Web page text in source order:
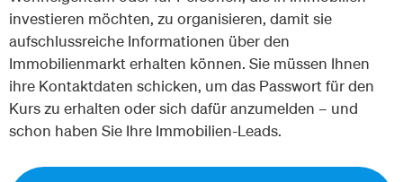
investieren möchten, zu organisieren, damit sie
aufschlussreiche Informationen über den
Immobilienmarkt erhalten können. Sie müssen Ihnen
ihre Kontaktdaten schicken, um das Passwort für den
Kurs zu erhalten oder sich dafür anzumelden – und
schon haben Sie Ihre Immobilien-Leads.